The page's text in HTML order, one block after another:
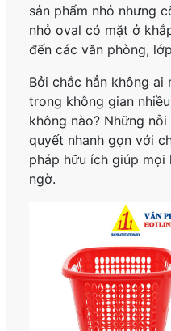
sản phẩm nhỏ nhưng
nhỏ oval có mặt ở
đến các văn phòng,
Bởi chắc hẳn không ai
trong không gian
không nào? Những
quyết nhanh gọn với
pháp hữu ích giúp mọi
ngờ.